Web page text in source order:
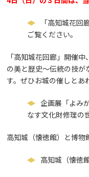
「高知城花回
ご覧ください。
「高知城花回廊」開催
の美と歴史～伝統の技が
す。ぜひお城の催しとあ
企画展「よみ
なす文化財修理の
高知城（懐徳館）と博物
高知城（懐徳